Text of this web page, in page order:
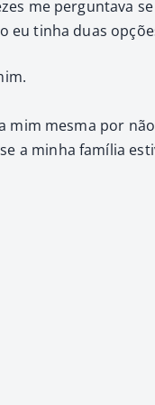
me per­gun­ta­va
eu tin­ha duas
mim mes­ma por
a min­ha família